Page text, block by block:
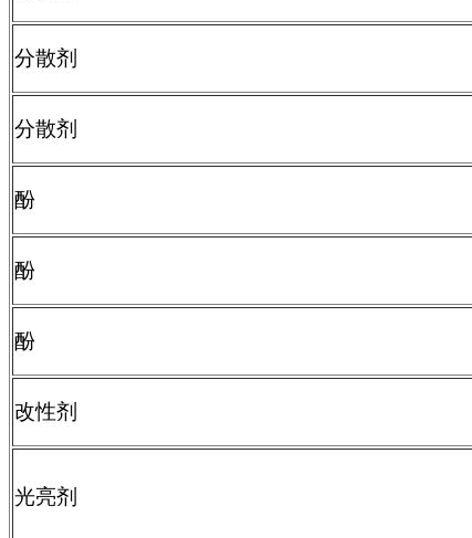
分散剂
分散剂
酚
酚
酚
改性剂
光亮剂